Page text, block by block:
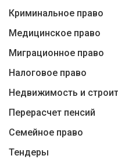
Криминальное право
Медицинское право
Миграционное право
Налоговое право
Недвижимость и
Перерасчет пенсий
Семейное право
Тендеры